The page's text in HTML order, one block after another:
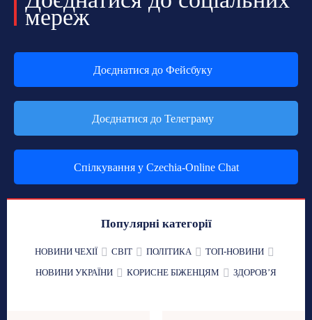
мереж
Доєднатися до Фейсбуку
Доєднатися до Телеграму
Спілкування у Czechia-Online Chat
Популярні категорії
НОВИНИ ЧЕХІЇ СВІТ ПОЛІТИКА
ТОП-НОВИНИ
НОВИНИ УКРАЇНИ
КОРИСНЕ БІЖЕНЦЯМ ЗДОРОВʼЯ